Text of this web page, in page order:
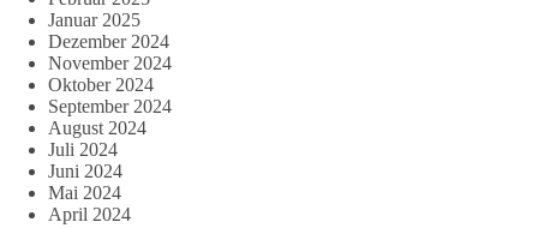
Januar 2025
Dezember 2024
November 2024
Oktober 2024
September 2024
August 2024
Juli 2024
Juni 2024
Mai 2024
April 2024